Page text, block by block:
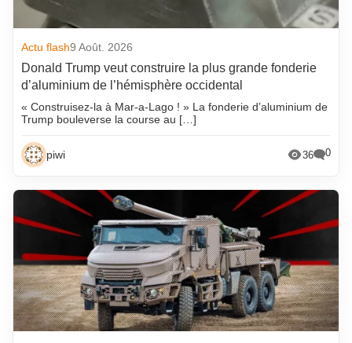
Actu flash9 Août. 2026
Donald Trump veut construire la plus grande fonderie
d’aluminium de l’hémisphère occidental
« Construisez-la à Mar-a-Lago ! » La fonderie d’aluminium de
Trump bouleverse la course au […]
piwi 36 0